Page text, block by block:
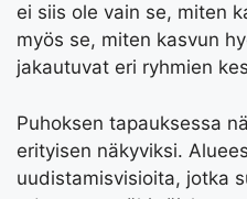
ei siis ole vain se, miten
myös se, miten kasvun
jakautuvat eri ryhmien
Puhoksen tapauksessa
erityisen näkyviksi.
uudistamisvisioita, jotka